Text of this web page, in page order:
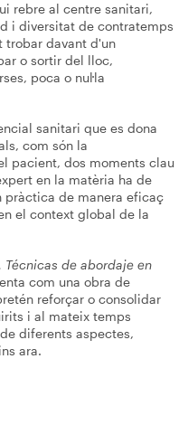
rebre al centre sanitari,
i diversitat de contratemps
trobar davant d'un
o sortir del lloc,
poca o nul·la
sanitari que es dona
com són la
pacient, dos moments clau
en la matèria ha de
pràctica de manera eficaç
el context global de la
de abordaje en
com una obra de
reforçar o consolidar
i al mateix temps
diferents aspectes,
ara.